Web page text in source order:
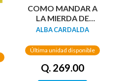
COMO MANDAR A
LA MIERDA DE
FORMA EDUCADA
TAPA DURA)
ALBA CARDALDA
Última unidad disponible
Q. 269.00